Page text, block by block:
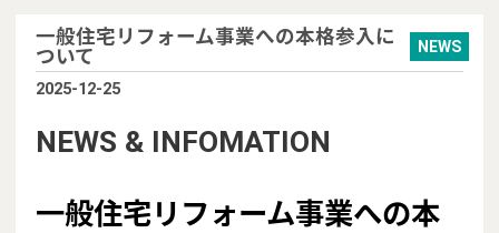
一般住宅リフォーム事業への本格参入に
ついて
NEWS
2025-12-25
NEWS & INFOMATION
一般住宅リフォーム事業への本